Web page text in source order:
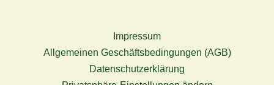
Impressum
Allgemeinen Geschäftsbedingungen (AGB)
Datenschutzerklärung